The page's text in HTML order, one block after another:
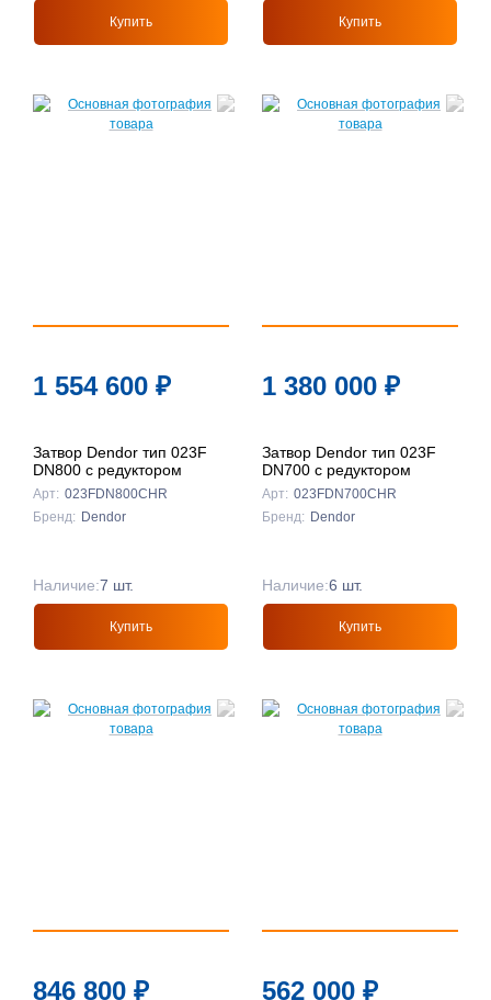
Купить Купить
1 554 600 ₽
Затвор Dendor тип 023F
DN800 с редуктором
Арт: 023FDN800CHR
Бренд: Dendor
Наличие:7 шт.
Купить
1 380 000 ₽
Затвор Dendor тип 023F
DN700 с редуктором
Арт: 023FDN700CHR
Бренд: Dendor
Наличие:6 шт.
Купить
846 800 ₽ 562 000 ₽